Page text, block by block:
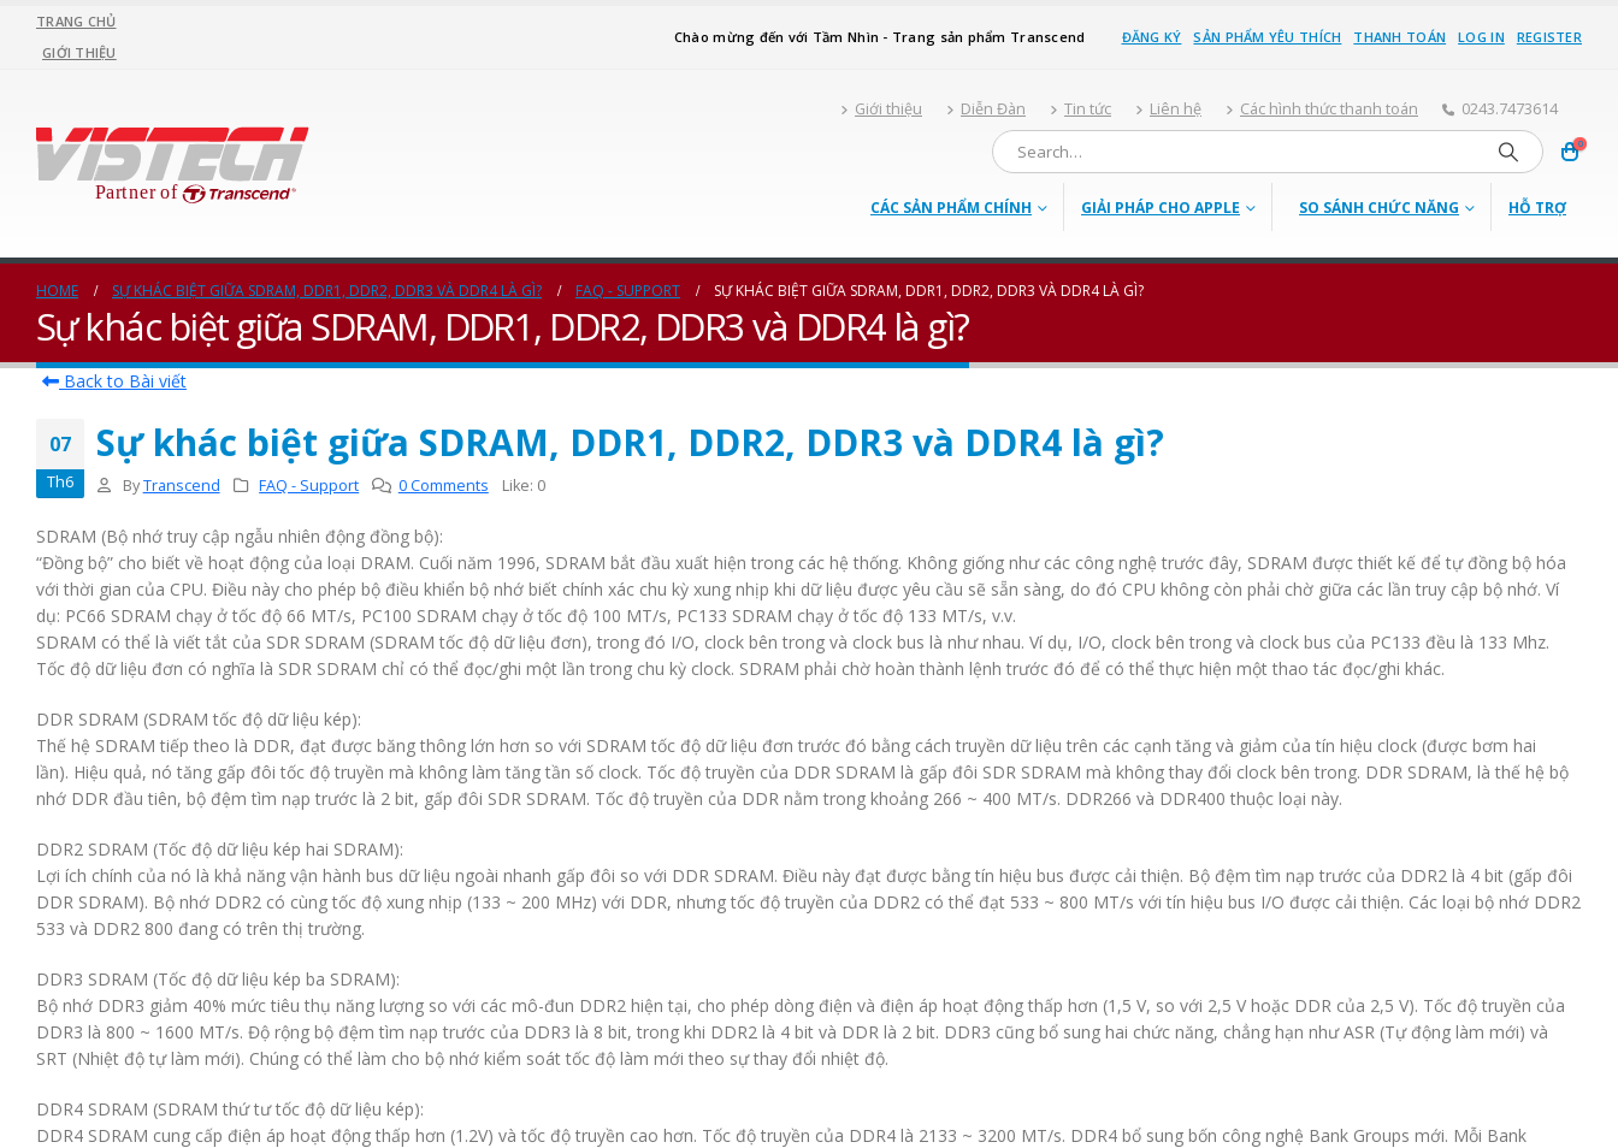
TRANG CHỦ
GIỚI THIỆU
Chào mừng đến với Tầm Nhìn - Trang sản phẩm Transcend ĐĂNG KÝ SẢN PHẨM YÊU THÍCH THANH TOÁN LOG IN REGISTER
Giới thiệu Diễn Đàn Tin tức Liên hệ Các hình thức thanh toán 0243.7473614
0
CÁC SẢN PHẨM CHÍNH GIẢI PHÁP CHO APPLE SO SÁNH CHỨC NĂNG HỖ TRỢ
HOME SỰ KHÁC BIỆT GIỮA SDRAM, DDR1, DDR2, DDR3 VÀ DDR4 LÀ GÌ? FAQ - SUPPORT SỰ KHÁC BIỆT GIỮA SDRAM, DDR1, DDR2, DDR3 VÀ DDR4 LÀ GÌ?
Sự khác biệt giữa SDRAM, DDR1, DDR2, DDR3 và DDR4 là gì?
Back to Bài viết
07
Th6
Sự khác biệt giữa SDRAM, DDR1, DDR2, DDR3 và DDR4 là gì?
By Transcend FAQ - Support 0 Comments Like: 0
SDRAM (Bộ nhớ truy cập ngẫu nhiên động đồng bộ):
“Đồng bộ” cho biết về hoạt động của loại DRAM. Cuối năm 1996, SDRAM bắt đầu xuất hiện trong các hệ thống. Không giống như các công nghệ trước đây, SDRAM được thiết kế để tự đồng bộ hóa
với thời gian của CPU. Điều này cho phép bộ điều khiển bộ nhớ biết chính xác chu kỳ xung nhịp khi dữ liệu được yêu cầu sẽ sẵn sàng, do đó CPU không còn phải chờ giữa các lần truy cập bộ nhớ. Ví
dụ: PC66 SDRAM chạy ở tốc độ 66 MT/s, PC100 SDRAM chạy ở tốc độ 100 MT/s, PC133 SDRAM chạy ở tốc độ 133 MT/s, v.v.
SDRAM có thể là viết tắt của SDR SDRAM (SDRAM tốc độ dữ liệu đơn), trong đó I/O, clock bên trong và clock bus là như nhau. Ví dụ, I/O, clock bên trong và clock bus của PC133 đều là 133 Mhz.
Tốc độ dữ liệu đơn có nghĩa là SDR SDRAM chỉ có thể đọc/ghi một lần trong chu kỳ clock. SDRAM phải chờ hoàn thành lệnh trước đó để có thể thực hiện một thao tác đọc/ghi khác.
DDR SDRAM (SDRAM tốc độ dữ liệu kép):
Thế hệ SDRAM tiếp theo là DDR, đạt được băng thông lớn hơn so với SDRAM tốc độ dữ liệu đơn trước đó bằng cách truyền dữ liệu trên các cạnh tăng và giảm của tín hiệu clock (được bơm hai
lần). Hiệu quả, nó tăng gấp đôi tốc độ truyền mà không làm tăng tần số clock. Tốc độ truyền của DDR SDRAM là gấp đôi SDR SDRAM mà không thay đổi clock bên trong. DDR SDRAM, là thế hệ bộ
nhớ DDR đầu tiên, bộ đệm tìm nạp trước là 2 bit, gấp đôi SDR SDRAM. Tốc độ truyền của DDR nằm trong khoảng 266 ~ 400 MT/s. DDR266 và DDR400 thuộc loại này.
DDR2 SDRAM (Tốc độ dữ liệu kép hai SDRAM):
Lợi ích chính của nó là khả năng vận hành bus dữ liệu ngoài nhanh gấp đôi so với DDR SDRAM. Điều này đạt được bằng tín hiệu bus được cải thiện. Bộ đệm tìm nạp trước của DDR2 là 4 bit (gấp đôi
DDR SDRAM). Bộ nhớ DDR2 có cùng tốc độ xung nhịp (133 ~ 200 MHz) với DDR, nhưng tốc độ truyền của DDR2 có thể đạt 533 ~ 800 MT/s với tín hiệu bus I/O được cải thiện. Các loại bộ nhớ DDR2
533 và DDR2 800 đang có trên thị trường.
DDR3 SDRAM (Tốc độ dữ liệu kép ba SDRAM):
Bộ nhớ DDR3 giảm 40% mức tiêu thụ năng lượng so với các mô-đun DDR2 hiện tại, cho phép dòng điện và điện áp hoạt động thấp hơn (1,5 V, so với 2,5 V hoặc DDR của 2,5 V). Tốc độ truyền của
DDR3 là 800 ~ 1600 MT/s. Độ rộng bộ đệm tìm nạp trước của DDR3 là 8 bit, trong khi DDR2 là 4 bit và DDR là 2 bit. DDR3 cũng bổ sung hai chức năng, chẳng hạn như ASR (Tự động làm mới) và
SRT (Nhiệt độ tự làm mới). Chúng có thể làm cho bộ nhớ kiểm soát tốc độ làm mới theo sự thay đổi nhiệt độ.
DDR4 SDRAM (SDRAM thứ tư tốc độ dữ liệu kép):
DDR4 SDRAM cung cấp điện áp hoạt động thấp hơn (1.2V) và tốc độ truyền cao hơn. Tốc độ truyền của DDR4 là 2133 ~ 3200 MT/s. DDR4 bổ sung bốn công nghệ Bank Groups mới. Mỗi Bank